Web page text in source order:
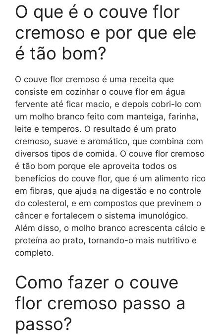
O que é o couve flor
cremoso e por que ele
é tão bom?
O couve flor cremoso é uma receita que
consiste em cozinhar o couve flor em água
fervente até ficar macio, e depois cobri-lo com
um molho branco feito com manteiga, farinha,
leite e temperos. O resultado é um prato
cremoso, suave e aromático, que combina com
diversos tipos de comida. O couve flor cremoso
é tão bom porque ele aproveita todos os
benefícios do couve flor, que é um alimento rico
em fibras, que ajuda na digestão e no controle
do colesterol, e em compostos que previnem o
câncer e fortalecem o sistema imunológico.
Além disso, o molho branco acrescenta cálcio e
proteína ao prato, tornando-o mais nutritivo e
completo.
Como fazer o couve
flor cremoso passo a
passo?